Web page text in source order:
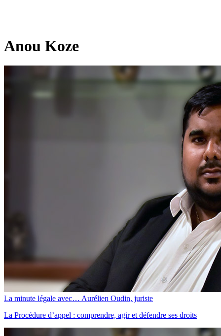
Anou Koze
La minute légale avec… Aurélien Oudin, juriste
La Procédure d’appel : comprendre, agir et défendre ses droits